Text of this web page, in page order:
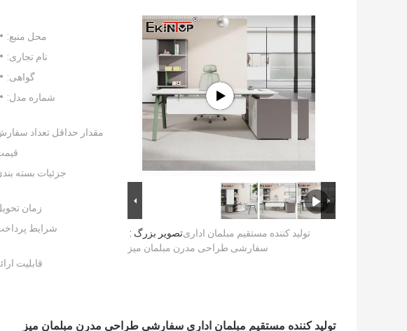
تصویر بزرگ :تولید کننده مستقیم مبلمان اداری
سفارشی طراحی مدرن مبلمان میز
محل منبع:
نام تجاری:
گواهی:
شماره مدل:
مقدار حداقل تعداد
جزئیات بسته
زمان
شرایط
قابلیت
تولید کننده مستقیم مبلمان اداری سفارشی طراحی مدرن مبلمان میز